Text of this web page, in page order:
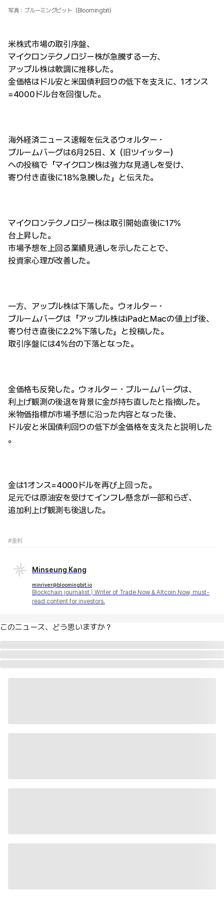
写真：ブルーミングビット（Bloomingbit）
米株式市場の取引序盤、
マイクロンテクノロジー株が急騰する一方、
アップル株は軟調に推移した。
金価格はドル安と米国債利回りの低下を支えに、1オンス
=4000ドル台を回復した。
海外経済ニュース速報を伝えるウォルター・
ブルームバーグは6月25日、X（旧ツイッター）
への投稿で「マイクロン株は強力な見通しを受け、
寄り付き直後に18%急騰した」と伝えた。
マイクロンテクノロジー株は取引開始直後に17%
台上昇した。
市場予想を上回る業績見通しを示したことで、
投資家心理が改善した。
一方、アップル株は下落した。ウォルター・
ブルームバーグは「アップル株はiPadとMacの値上げ後、
寄り付き直後に2.2%下落した」と投稿した。
取引序盤には4%台の下落となった。
金価格も反発した。ウォルター・ブルームバーグは、
利上げ観測の後退を背景に金が持ち直したと指摘した。
米物価指標が市場予想に沿った内容となった後、
ドル安と米国債利回りの低下が金価格を支えたと説明した
。
金は1オンス=4000ドルを再び上回った。
足元では原油安を受けてインフレ懸念が一部和らぎ、
追加利上げ観測も後退した。
#金利
Minseung Kang
minriver@bloomingbit.io
Blockchain journalist | Writer of Trade Now & Altcoin Now, must-
read content for investors.
このニュース、どう思いますか？